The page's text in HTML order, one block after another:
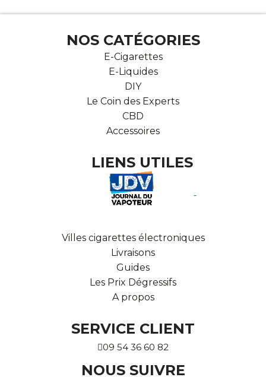
NOS CATÉGORIES
E-Cigarettes
E-Liquides
DIY
Le Coin des Experts
CBD
Accessoires
LIENS UTILES
Villes cigarettes électroniques
Livraisons
Guides
Les Prix Dégressifs
A propos
SERVICE CLIENT
09 54 36 60 82
NOUS SUIVRE